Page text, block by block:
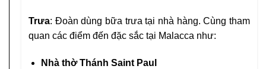
Trưa: Đoàn dùng bữa trưa tại nhà hàng. Cùng tham
quan các điểm đến đặc sắc tại Malacca như:
Nhà thờ Thánh Saint Paul